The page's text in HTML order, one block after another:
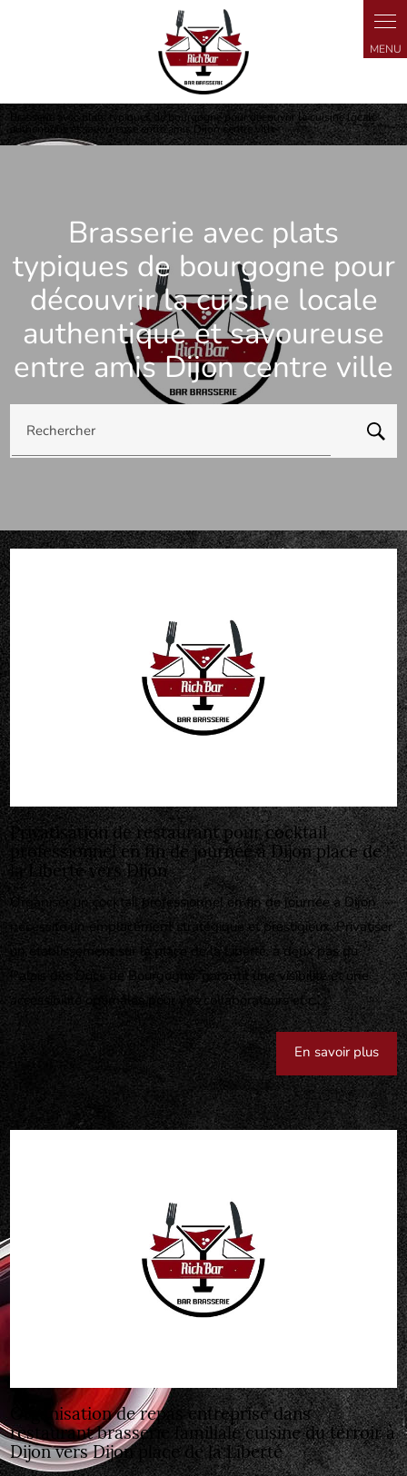
Brasserie avec plats typiques de bourgogne pour découvrir la cuisine locale
authentique et savoureuse entre amis Dijon centre ville
Brasserie avec plats
typiques de bourgogne pour
découvrir la cuisine locale
authentique et savoureuse
entre amis Dijon centre ville
Rechercher
Privatisation de restaurant pour cocktail
professionnel en fin de journée à Dijon place de
la Liberté vers Dijon
Organiser un cocktail professionnel en fin de journée à Dijon
nécessite un emplacement stratégique et prestigieux. Privatiser
un établissement sur la place de la Liberté, à deux pas du
Palais des Ducs de Bourgogne, garantit une visibilité et une
accessibilité optimales pour vos collaborateurs et c...
En savoir plus
Organisation de repas entreprise dans
restaurant brasserie familiale cuisine du terroir à
Dijon vers Dijon place de la Liberté
Panneau de gestion des cookies